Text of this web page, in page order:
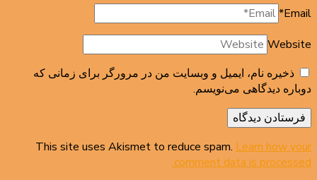
Email
*
Website
ذخیره نام، ایمیل و وبسایت من در مرورگر برای زمانی که
دوباره دیدگاهی می‌نویسم.
This site uses Akismet to reduce spam. Learn how your
comment data is processed.